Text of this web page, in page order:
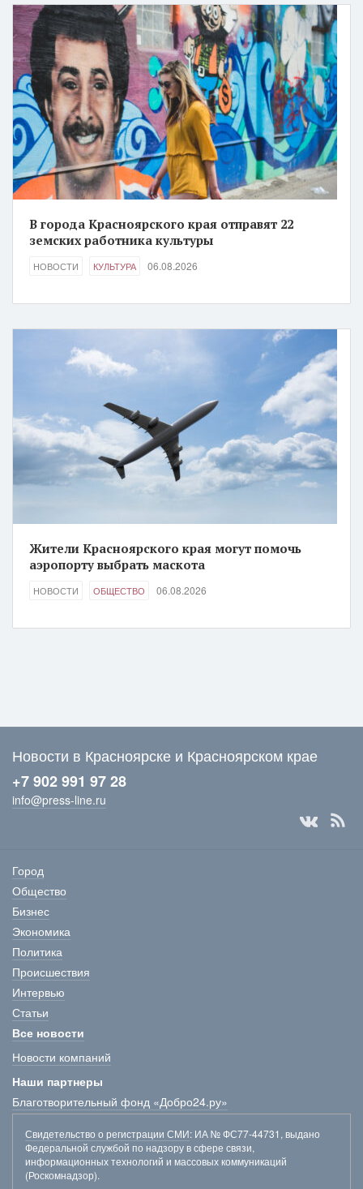
В города Красноярского края отправят 22
земских работника культуры
НОВОСТИ КУЛЬТУРА 06.08.2026
Жители Красноярского края могут помочь
аэропорту выбрать маскота
НОВОСТИ ОБЩЕСТВО 06.08.2026
Новости в Красноярске и Красноярском крае
+7 902 991 97 28
info@press-line.ru
Город
Общество
Бизнес
Экономика
Политика
Происшествия
Интервью
Статьи
Все новости
Новости компаний
Наши партнеры
Благотворительный фонд «Добро24.ру»
Свидетельство о регистрации СМИ: ИА № ФС77-44731, выдано
Федеральной службой по надзору в сфере связи,
информационных технологий и массовых коммуникаций
(Роскомнадзор).